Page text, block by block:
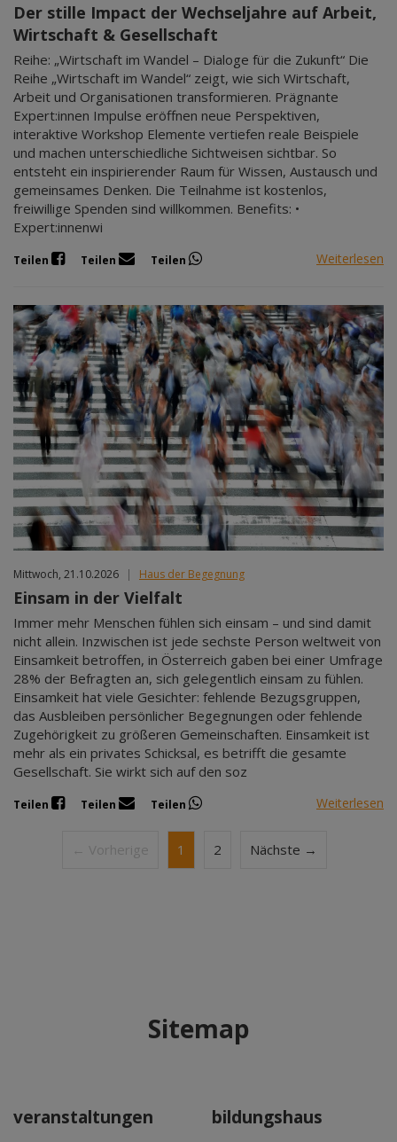
Der stille Impact der Wechseljahre auf Arbeit,
Wirtschaft & Gesellschaft
Reihe: „Wirtschaft im Wandel – Dialoge für die Zukunft“ Die
Reihe „Wirtschaft im Wandel“ zeigt, wie sich Wirtschaft,
Arbeit und Organisationen transformieren. Prägnante
Expert:innen Impulse eröffnen neue Perspektiven,
interaktive Workshop Elemente vertiefen reale Beispiele
und machen unterschiedliche Sichtweisen sichtbar. So
entsteht ein inspirierender Raum für Wissen, Austausch und
gemeinsames Denken. Die Teilnahme ist kostenlos,
freiwillige Spenden sind willkommen. Benefits: •
Expert:innenwi
Teilen Teilen Teilen Weiterlesen
Mittwoch, 21.10.2026 | Haus der Begegnung
Einsam in der Vielfalt
Immer mehr Menschen fühlen sich einsam – und sind damit
nicht allein. Inzwischen ist jede sechste Person weltweit von
Einsamkeit betroffen, in Österreich gaben bei einer Umfrage
28% der Befragten an, sich gelegentlich einsam zu fühlen.
Einsamkeit hat viele Gesichter: fehlende Bezugsgruppen,
das Ausbleiben persönlicher Begegnungen oder fehlende
Zugehörigkeit zu größeren Gemeinschaften. Einsamkeit ist
mehr als ein privates Schicksal, es betrifft die gesamte
Gesellschaft. Sie wirkt sich auf den soz
Teilen Teilen Teilen Weiterlesen
← Vorherige 1 2 Nächste →
Sitemap
veranstaltungen
bildungshaus